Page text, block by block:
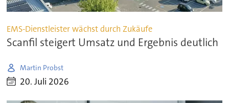
EMS-Dienstleister wächst durch Zukäufe
Scanfil steigert Umsatz und Ergebnis deutlich
Martin Probst
20. Juli 2026